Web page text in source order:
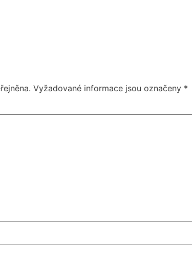
Vyžadované informace jsou označeny *